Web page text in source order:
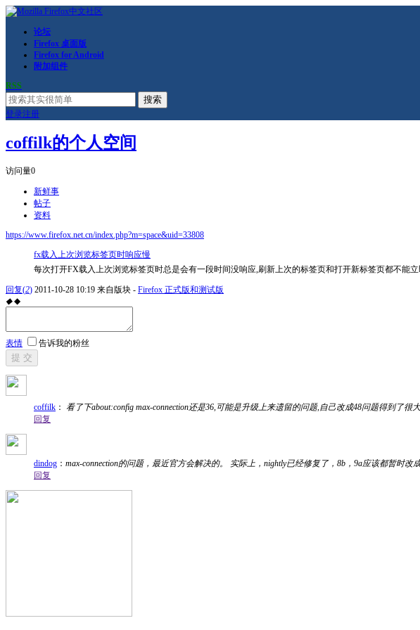
论坛
Firefox 桌面版
Firefox for Android
附加组件
RSS
搜索
登录注册
coffilk的个人空间
访问量0
新鲜事
帖子
资料
https://www.firefox.net.cn/index.php?m=space&uid=33808
fx载入上次浏览标签页时响应慢
每次打开FX载入上次浏览标签页时总是会有一段时间没响应,刷新上次的标签页和打开新标签页都不能
回复(2) 2011-10-28 10:19 来自版块 - Firefox 正式版和测试版
◆ ◆
表情 告诉我的粉丝
提 交
coffilk ： 看了下about:config max-connection还是36,可能是升级上来遗留的问题,自己改成48问题得到了很
回复
dindog ： max-connection的问题，最近官方会解决的。 实际上，nightly已经修复了，8b，9a应该都暂时改
回复